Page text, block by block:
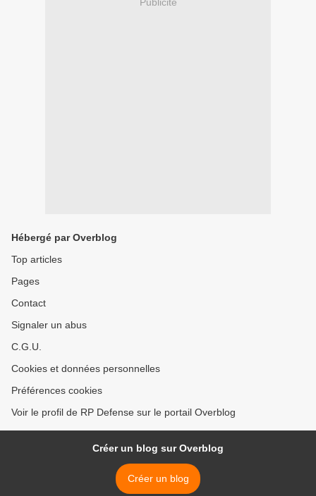
Hébergé par Overblog
Top articles
Pages
Contact
Signaler un abus
C.G.U.
Cookies et données personnelles
Préférences cookies
Voir le profil de RP Defense sur le portail Overblog
Créer un blog sur Overblog
Créer un blog